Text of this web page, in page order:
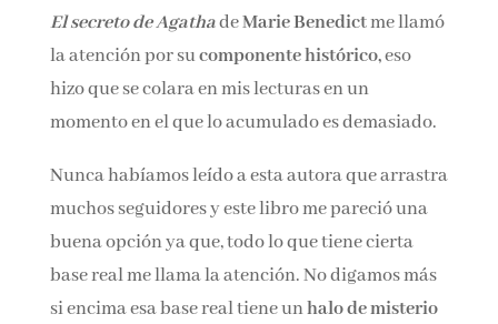
El secreto de Agatha deMarie Benedictme
llamó la atención por sucomponente histórico,
eso hizo que se colara en mis lecturas en un
momento en el que lo acumulado es
Nunca habíamos leído a esta autora que
arrastra muchos seguidores y este libro me
pareció una buena opción ya que, todo lo que
tiene cierta base real me llama la atención. No
Nombre*
Email*
Por favor, acepta lostérminos y condiciones
de privacidad